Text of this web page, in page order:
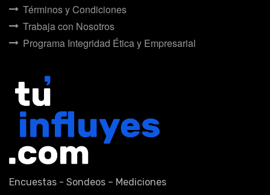
Términos y Condiciones
Trabaja con Nosotros
Programa Integridad Ética y Empresarial
Encuestas - Sondeos – Mediciones